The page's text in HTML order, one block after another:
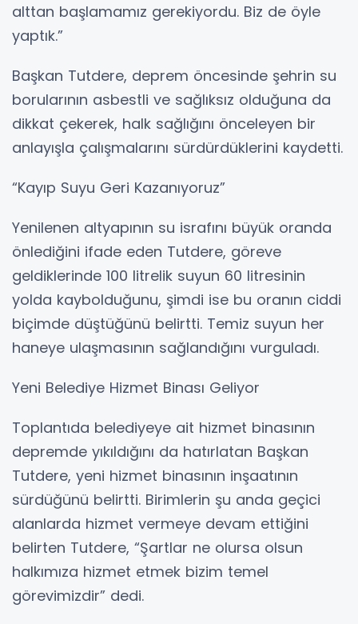
alttan başlamamız gerekiyordu. Biz de öyle
yaptık.”
Başkan Tutdere, deprem öncesinde şehrin su
borularının asbestli ve sağlıksız olduğuna da
dikkat çekerek, halk sağlığını önceleyen bir
anlayışla çalışmalarını sürdürdüklerini kaydetti.
“Kayıp Suyu Geri Kazanıyoruz”
Yenilenen altyapının su israfını büyük oranda
önlediğini ifade eden Tutdere, göreve
geldiklerinde 100 litrelik suyun 60 litresinin
yolda kaybolduğunu, şimdi ise bu oranın ciddi
biçimde düştüğünü belirtti. Temiz suyun her
haneye ulaşmasının sağlandığını vurguladı.
Yeni Belediye Hizmet Binası Geliyor
Toplantıda belediyeye ait hizmet binasının
depremde yıkıldığını da hatırlatan Başkan
Tutdere, yeni hizmet binasının inşaatının
sürdüğünü belirtti. Birimlerin şu anda geçici
alanlarda hizmet vermeye devam ettiğini
belirten Tutdere, “Şartlar ne olursa olsun
halkımıza hizmet etmek bizim temel
görevimizdir” dedi.